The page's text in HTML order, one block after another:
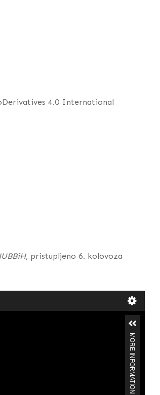
4.0 International
, pristupljeno 6. kolovoza
MORE INFORMATION